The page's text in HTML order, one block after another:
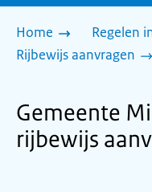
Home
Regelen
Rijbewijs aanvragen
Gemeente
rijbewijs